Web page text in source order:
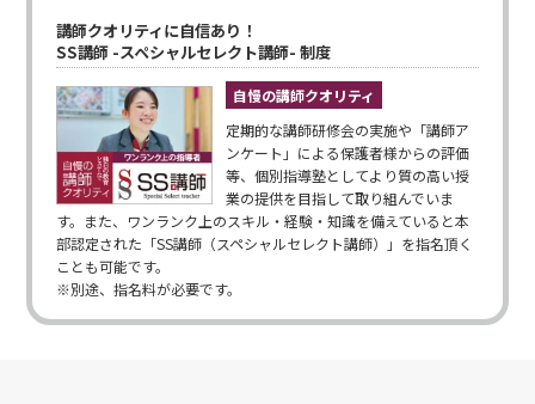
講師クオリティに自信あり！
SS講師 -スペシャルセレクト講師- 制度
自慢の講師クオリティ
定期的な講師研修会の実施や「講師ア
ンケート」による保護者様からの評価
等、個別指導塾としてより質の高い授
業の提供を目指して取り組んでいま
す。また、ワンランク上のスキル・経験・知識を備えていると本
部認定された「SS講師（スペシャルセレクト講師）」を指名頂く
ことも可能です。
※別途、指名料が必要です。